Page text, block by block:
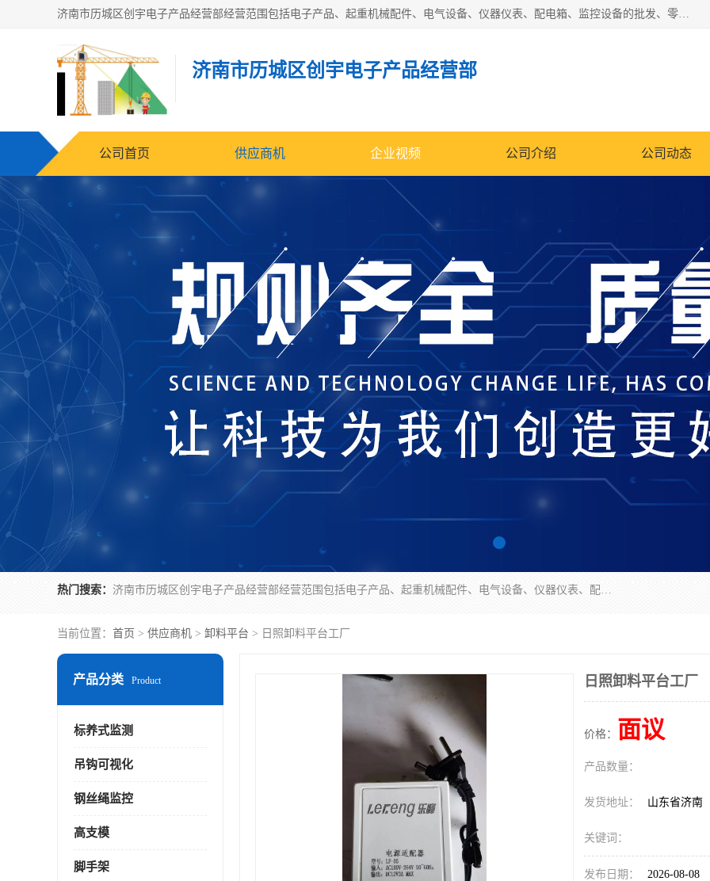
济南市历城区创宇电子产品经营部经营范围包括电子产品、起重机械配件、电气设备、仪器仪表、配电箱、监控设备的批发、零售；配电箱、仪器仪表（不含计量器）、工业自动化设备（不含特种设备、电力设备）的安装、维修。（依法须经批准的项目，经相关部门批准后方可开展经营活动）。
济南市历城区创宇电子产品经营部
公司首页 供应商机 企业视频 公司介绍 公司动态
热门搜索： 济南市历城区创宇电子产品经营部经营范围包括电子产品、起重机械配件、电气设备、仪器仪表、配电箱、监控设备的批发、零售；配电箱、仪器仪表（不含计量器）、工业自动化设备（不含特种设备、电力设备）的安装、维修。（依法须经批准的项目，经相关部门批准后方可开展经营活动）。
当前位置： 首页 > 供应商机 > 卸料平台 > 日照卸料平台工厂
产品分类 Product
标养式监测
吊钩可视化
钢丝绳监控
高支模
脚手架
日照卸料平台工厂
价格： 面议
产品数量：
发货地址： 山东省济南
关键词：
发布日期： 2026-08-08